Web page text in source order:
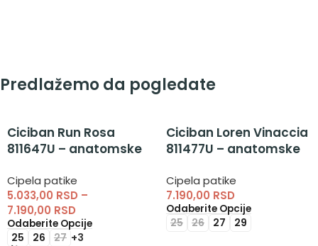
Predlažemo da pogledate
Ciciban Run Rosa
811647U – anatomske
devojčice
Cipela patike
5.033,00 RSD –
7.190,00 RSD
Odaberite Opcije
25 26 27 +3
Ciciban Loren Vinaccia
811477U – anatomske
devojčice
Cipela patike
7.190,00 RSD
Odaberite Opcije
25 26 27 29